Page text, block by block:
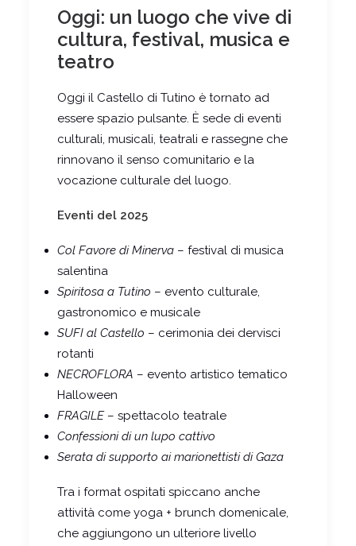
Oggi: un luogo che vive di
cultura, festival, musica e
teatro
Oggi il Castello di Tutino è tornato ad
essere spazio pulsante. È sede di eventi
culturali, musicali, teatrali e rassegne che
rinnovano il senso comunitario e la
vocazione culturale del luogo.
Eventi del 2025
Col Favore di Minerva – festival di musica
salentina
Spiritosa a Tutino – evento culturale,
gastronomico e musicale
SUFI al Castello – cerimonia dei dervisci
rotanti
NECROFLORA – evento artistico tematico
Halloween
FRAGILE– spettacolo teatrale
Confessioni di un lupo cattivo
Serata di supporto ai marionettisti di Gaza
Tra i format ospitati spiccano anche
attività come yoga + brunch domenicale,
che aggiungono un ulteriore livello